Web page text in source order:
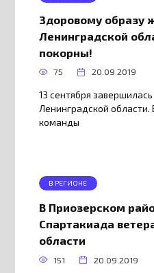
Здоровому образу
Ленинградской
покорны!
75 20.09.2019
13 сентября
Ленинградской области.
команды
В РЕГИОНЕ
В Приозерском
Спартакиада
области
151 20.09.2019